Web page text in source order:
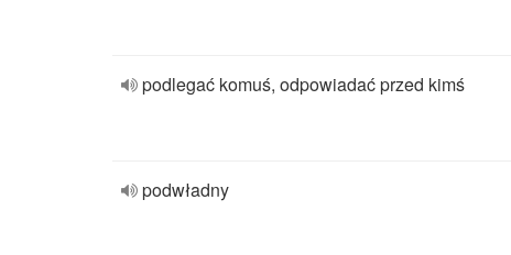
podlegać komuś, odpowiadać przed kimś
podwładny